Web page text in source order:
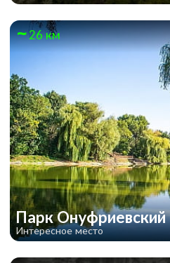
26 км
Парк Онуфриевский
Интересное место